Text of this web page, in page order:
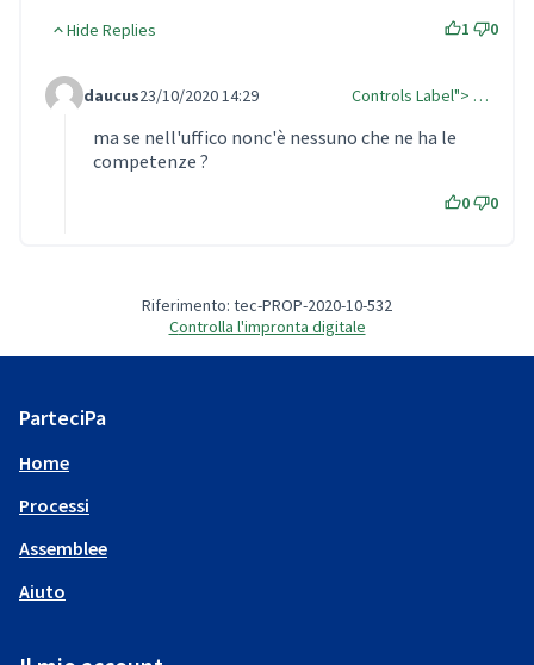
Hide Replies 1 0
Comment Label Reply
daucus23/10/2020 14:29 Controls Label"> …
ma se nell'uffico nonc'è nessuno che ne ha le
competenze ?
0 0
Riferimento: tec-PROP-2020-10-532
Controlla l'impronta digitale
ParteciPa
Home
Processi
Assemblee
Aiuto